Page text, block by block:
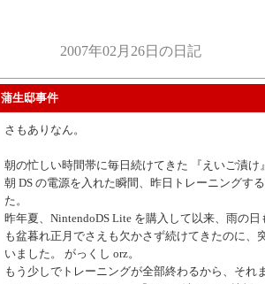
2007年02月26日の日記
蒲生邸事件
さもありなん。
朝の忙しい時間帯に毎日続けてきた 『えいご漬
朝 DS の電源を入れた瞬間、昨日トレーニングす
た。
昨年夏、NintendoDS Lite を購入して以来、雨の
も盆暮れ正月でさえも欠かさず続けてきたのに、
いました。 がっくし orz。
もう少しでトレーニングが全部終わるから、そ